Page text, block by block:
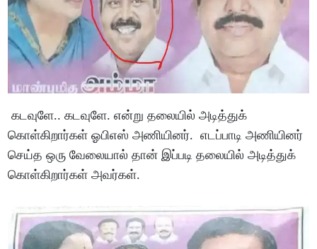
கடவுளே.. கடவுளே. என்று தலையில் அடித்துக்
கொள்கிறார்கள் ஓபிஎஸ் அணியினர். எடப்பாடி அணியினர்
செய்த ஒரு வேலையால் தான் இப்படி தலையில் அடித்துக்
கொள்கிறார்கள் அவர்கள்.